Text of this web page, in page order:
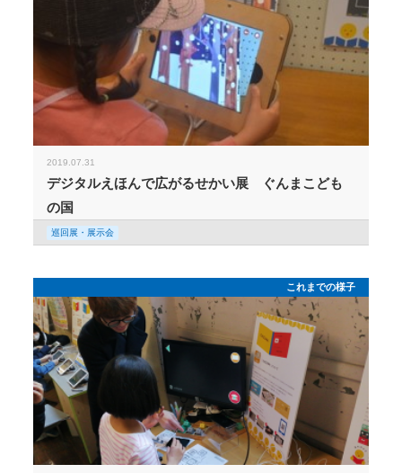
2019.07.31
デジタルえほんで広がるせかい展 ぐんまこども
の国
巡回展・展示会
これまでの様子